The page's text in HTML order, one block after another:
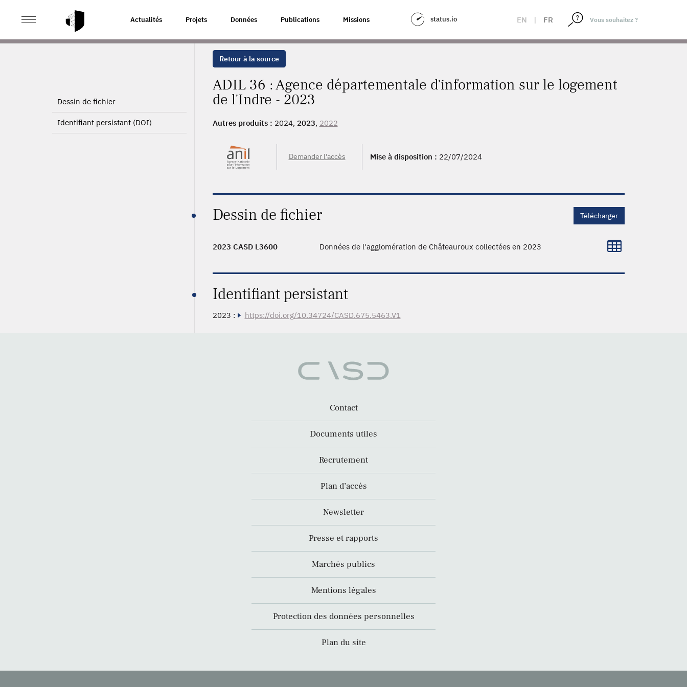
Actualités Projets Données Publications Missions status.io EN | FR
ACCUEIL PAGE PRODUIT
Dessin de fichier
Identifiant persistant (DOI)
Retour à la source
ADIL 36 : Agence départementale d'information sur le logement
de l'Indre - 2023
Autres produits : 2024, 2023, 2022
Demander l'accès Mise à disposition : 22/07/2024
Dessin de fichier Télécharger
2023 CASD L3600 Données de l'agglomération de Châteauroux collectées en 2023
Identifiant persistant
2023 : https://doi.org/10.34724/CASD.675.5463.V1
Contact
Documents utiles
Recrutement
Plan d’accès
Newsletter
Presse et rapports
Marchés publics
Mentions légales
Protection des données personnelles
Plan du site